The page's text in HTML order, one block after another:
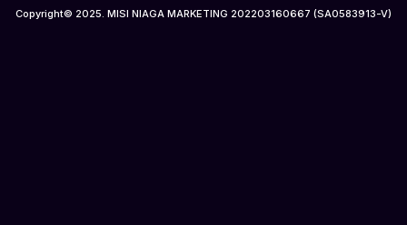
Copyright© 2025. MISI NIAGA MARKETING 202203160667 (SA0583913-V)